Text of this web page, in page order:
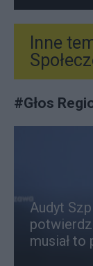
Inne
#Głos
Audyt
musiał to